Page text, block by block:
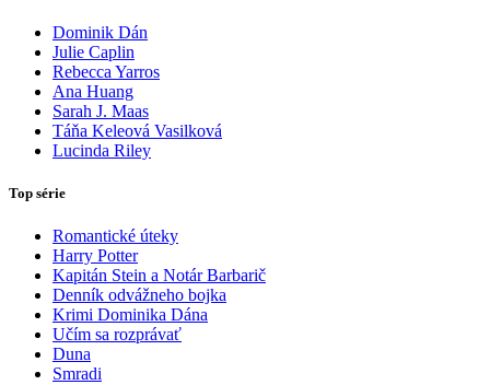
Dominik Dán
Julie Caplin
Rebecca Yarros
Ana Huang
Sarah J. Maas
Táňa Keleová Vasilková
Lucinda Riley
Top série
Romantické úteky
Harry Potter
Kapitán Stein a Notár Barbarič
Denník odvážneho bojka
Krimi Dominika Dána
Učím sa rozprávať
Duna
Smradi